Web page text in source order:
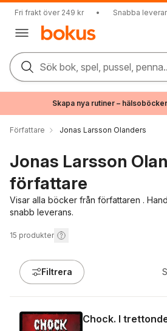
Fri frakt över 249 kr • Snabba
Sök bok, spel, pussel,
Skapa nya rutiner –
Författare Jonas Larsson Olanders
Jonas Larsson
författare
Visar alla böcker från författaren .
snabb leverans.
15 produkter
Filtrera
Chock. I